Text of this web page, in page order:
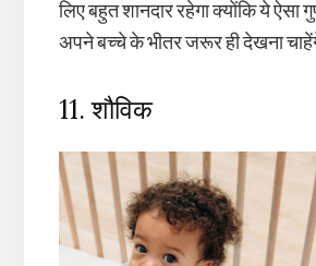
लिए बहुत शानदार रहेगा क्योंकि ये ऐसा
अपने बच्चे के भीतर जरूर ही देखना
11. शौविक